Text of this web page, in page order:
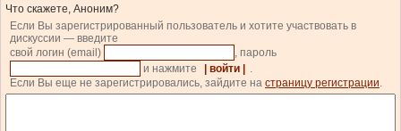
Что скажете, Аноним?
Если Вы зарегистрированный пользователь и хотите участвовать в
дискуссии — введите
свой логин (email)
, пароль
и нажмите
| войти |
.
Если Вы еще не зарегистрировались, зайдите на страницу регистрации.